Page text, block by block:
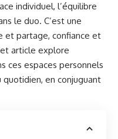
individuel, l’équilibre
le duo. C’est une
et partage, confiance et
article explore
ces espaces personnels
en conjuguant